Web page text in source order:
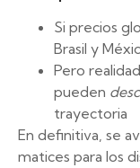
Si precios
Brasil y
Pero
pueden
trayectoria
En definitiva, se
matices para los